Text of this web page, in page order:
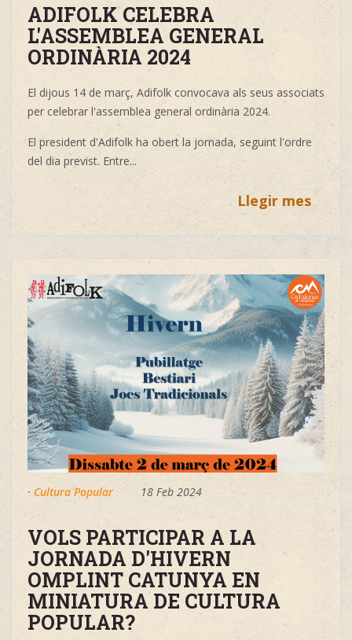
ADIFOLK CELEBRA
L'ASSEMBLEA GENERAL
ORDINÀRIA 2024
El dijous 14 de març, Adifolk convocava als seus associats
per celebrar l'assemblea general ordinària 2024.
El president d'Adifolk ha obert la jornada, seguint l'ordre
del dia previst. Entre...
Llegir mes
· Cultura Popular 18 Feb 2024
VOLS PARTICIPAR A LA
JORNADA D'HIVERN
OMPLINT CATUNYA EN
MINIATURA DE CULTURA
POPULAR?